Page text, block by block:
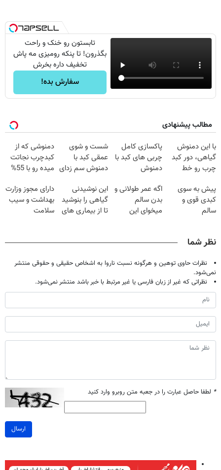
تابستون رو خنک و راحت
بگذرون! تا پنکه رومیزی مه پاش
تخفیف داره بخرش
سفارش بده!
مطالب پیشنهادی
با این دمنوش
گیاهی، دور کبد
چرب رو خط
پاکسازی کامل
چربی های کبد با
دمنوش
شست و شوی
عمقی کبد با
دمنوش سم زدای
دمنوشی که از
کبدچرب نجاتت
میده رو با 55%
پیش به سوی
کبدی قوی و
سالم
اگه عمر طولانی و
بدن سالم
میخوای این
این نوشیدنی
گیاهی را بنوشید
تا از بیماری های
دارای مجوز وزارت
بهداشت و سیب
سلامت
نظر شما
نظرات حاوی توهین و هرگونه نسبت ناروا به اشخاص حقیقی و حقوقی منتشر
نمی‌شود.
نظراتی که غیر از زبان فارسی یا غیر مرتبط با خبر باشد منتشر نمی‌شود.
* لطفا حاصل عبارت را در جعبه متن روبرو وارد کنید
ارسال